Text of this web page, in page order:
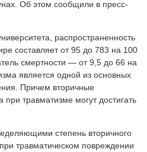
Об этом сообщили в пресс-
распространенность
составляет от 95 до 783 на 100
смертности — от 9,5 до 66 на
является одной из основных
Причем вторичные
при травматизме могут достигать
степень вторичного
травматическом повреждении